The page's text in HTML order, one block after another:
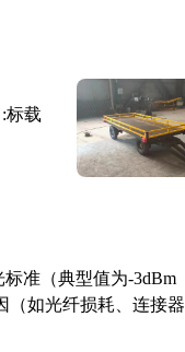
标载
准（典型值为-3dBm
（如光纤损耗、连接器